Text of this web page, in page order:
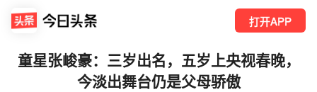
打开APP
童星张峻豪：三岁出名，五岁上央视春晚，
今淡出舞台仍是父母骄傲